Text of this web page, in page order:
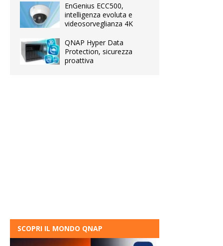
EnGenius ECC500,
intelligenza evoluta e
videosorveglianza 4K
QNAP Hyper Data
Protection, sicurezza
proattiva
SCOPRI IL MONDO QNAP